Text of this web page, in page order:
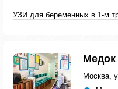
УЗИ для беременных в 1-м
Москва,